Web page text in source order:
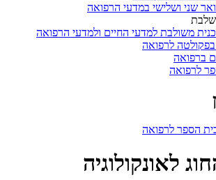
שני ושלישי במדעי הרפואה
משולבת למדעי החיים ולמדעי הרפואה
בפקולטה לרפואה
ברפואה
לרפואה
הספר לרפואה
לאונקולוגיה